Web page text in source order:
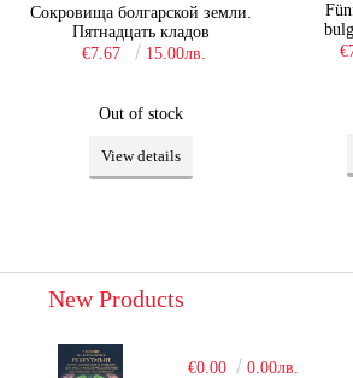
Сокровища болгарской земли.
Пятнадцать кладов
€7.67
15.00лв.
Out of stock
View details
New Products
€0.00 0.00лв.